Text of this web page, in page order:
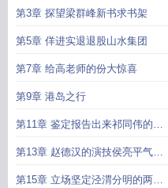
知我是我
第3章 探望梁群峰新书求书架
第5章 佯进实退退股山水集团
第7章 给高老师的份大惊喜
第9章 港岛之行
第11章 鉴定报告出来祁同伟的提
议
第13章 赵德汉的演技侯亮平气急
败坏
第15章 立场坚定泾渭分明的两个